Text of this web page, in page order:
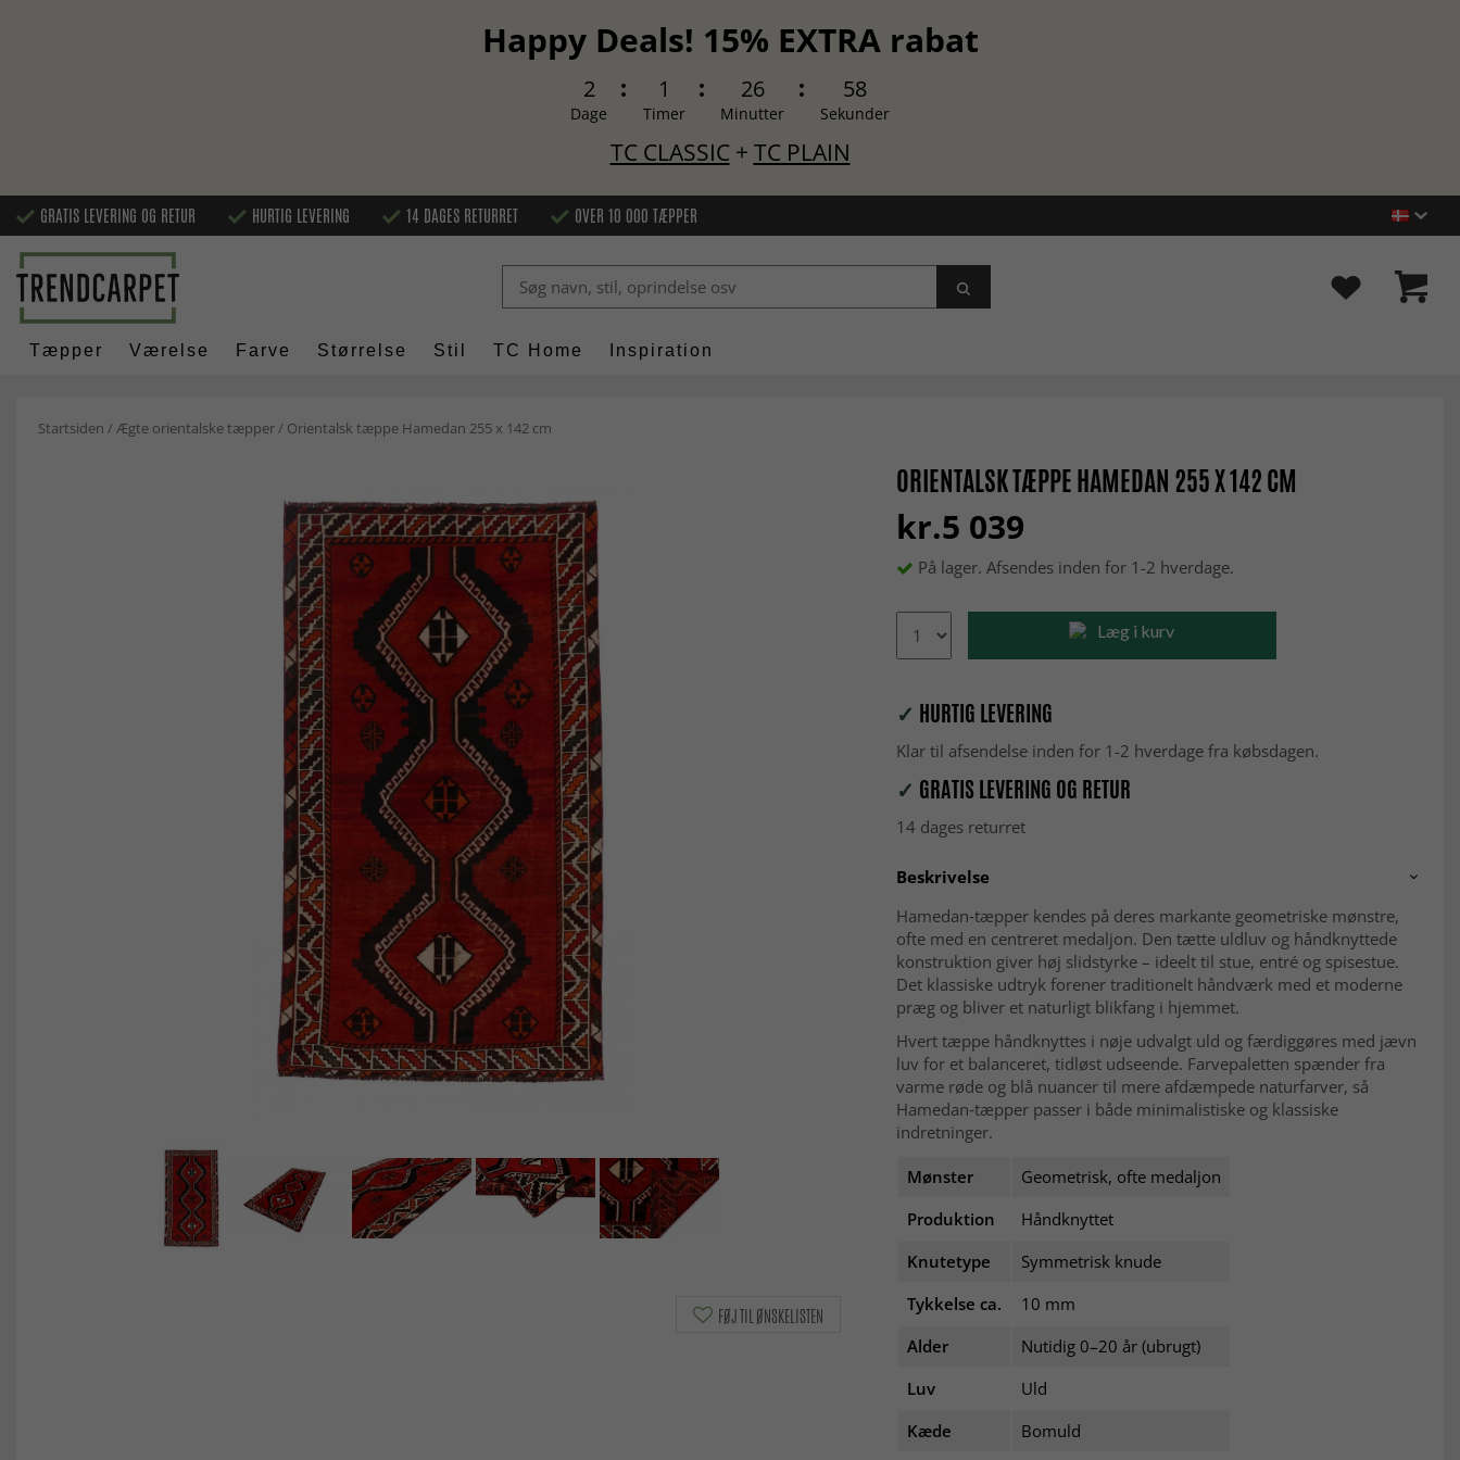
Happy Deals! 15% EXTRA rabat
2
Dage
1
Timer
26
Minutter
57
Sekunder
TC CLASSIC+ TC PLAIN
GRATIS LEVERING OG RETUR HURTIG LEVERING 14 DAGES RETURRET OVER 10 000 TÆPPER
Tæpper Værelse Farve Størrelse Stil TC Home Inspiration
Startsiden /Ægte orientalske tæpper/ Orientalsk tæppe Hamedan 255 x 142 cm
ORIENTALSK TÆPPE HAMEDAN 255 X 142 CM
kr.5 039
På lager. Afsendes inden for 1-2 hverdage.
Læg i kurv
✓ HURTIG LEVERING
Klar til afsendelse inden for 1-2 hverdage fra købsdagen.
✓ GRATIS LEVERING OG RETUR
14 dages returret
Beskrivelse
Hamedan‑tæpper kendes på deres markante geometriske mønstre,
ofte med en centreret medaljon. Den tætte uldluv og håndknyttede
konstruktion giver høj slidstyrke – ideelt til stue, entré og spisestue.
Det klassiske udtryk forener traditionelt håndværk med et moderne
præg og bliver et naturligt blikfang i hjemmet.
Hvert tæppe håndknyttes i nøje udvalgt uld og færdiggøres med jævn
luv for et balanceret, tidløst udseende. Farvepaletten spænder fra
varme røde og blå nuancer til mere afdæmpede naturfarver, så
Hamedan‑tæpper passer i både minimalistiske og klassiske
indretninger.
Mønster
Geometrisk, ofte medaljon
Produktion
Håndknyttet
Knutetype
Symmetrisk knude
Tykkelse ca.
10 mm
Alder
Nutidig 0–20 år (ubrugt)
Luv
Uld
Kæde
Bomuld
FØJ TIL ØNSKELISTEN